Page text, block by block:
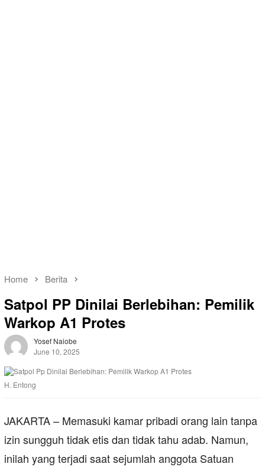
Home Berita
Satpol PP Dinilai Berlebihan: Pemilik
Warkop A1 Protes
Yosef Naiobe
June 10, 2025
H. Entong
JAKARTA – Memasuki kamar pribadi orang lain tanpa
izin sungguh tidak etis dan tidak tahu adab. Namun,
inilah yang terjadi saat sejumlah anggota Satuan